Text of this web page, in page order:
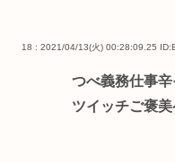
18 : 2021/04/13(火) 00:28:09.25
つべ義務仕事辛
ツイッチご褒